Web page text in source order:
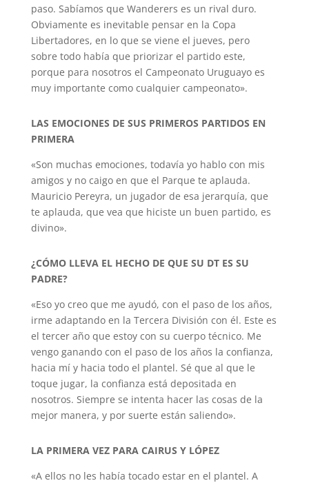
paso. Sabíamos que Wanderers es un rival duro.
Obviamente es inevitable pensar en la Copa
Libertadores, en lo que se viene el jueves, pero
sobre todo había que priorizar el partido este,
porque para nosotros el Campeonato Uruguayo es
muy importante como cualquier campeonato».
LAS EMOCIONES DE SUS PRIMEROS PARTIDOS EN
PRIMERA
«Son muchas emociones, todavía yo hablo con mis
amigos y no caigo en que el Parque te aplauda.
Mauricio Pereyra, un jugador de esa jerarquía, que
te aplauda, que vea que hiciste un buen partido, es
divino».
¿CÓMO LLEVA EL HECHO DE QUE SU DT ES SU
PADRE?
«Eso yo creo que me ayudó, con el paso de los años,
irme adaptando en la Tercera División con él. Este es
el tercer año que estoy con su cuerpo técnico. Me
vengo ganando con el paso de los años la confianza,
hacia mí y hacia todo el plantel. Sé que al que le
toque jugar, la confianza está depositada en
nosotros. Siempre se intenta hacer las cosas de la
mejor manera, y por suerte están saliendo».
LA PRIMERA VEZ PARA CAIRUS Y LÓPEZ
«A ellos no les había tocado estar en el plantel. A